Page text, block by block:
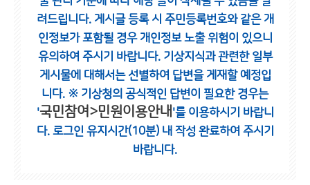
려드립니다. 게시글 등록 시 주민등록번호와 같은 개
인정보가 포함될 경우 개인정보 노출 위험이 있으니
유의하여 주시기 바랍니다. 기상지식과 관련한 일부
게시물에 대해서는 선별하여 답변을 게재할 예정입
니다. ※ 기상청의 공식적인 답변이 필요한 경우는
'국민참여>민원이용안내 '를 이용하시기 바랍니
다. 로그인 유지시간(10분) 내 작성 완료하여 주시기
바랍니다.